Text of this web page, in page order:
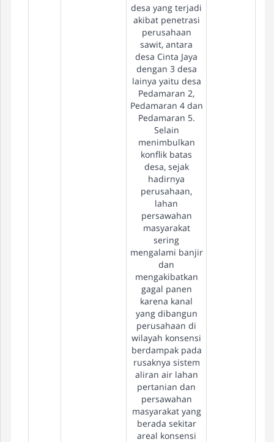
desa yang terjadi
akibat penetrasi
perusahaan
sawit, antara
desa Cinta Jaya
dengan 3 desa
lainya yaitu desa
Pedamaran 2,
Pedamaran 4 dan
Pedamaran 5.
Selain
menimbulkan
konflik batas
desa, sejak
hadirnya
perusahaan,
lahan
persawahan
masyarakat
sering
mengalami banjir
dan
mengakibatkan
gagal panen
karena kanal
yang dibangun
perusahaan di
wilayah konsensi
berdampak pada
rusaknya sistem
aliran air lahan
pertanian dan
persawahan
masyarakat yang
berada sekitar
areal konsensi